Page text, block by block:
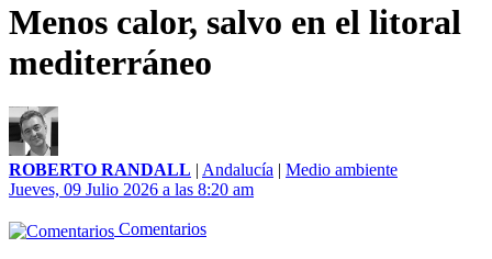
Menos calor, salvo en el litoral
mediterráneo
ROBERTO RANDALL | Andalucía | Medio ambiente
Jueves, 09 Julio 2026 a las 8:20 am
Comentarios